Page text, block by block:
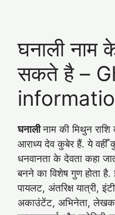
घनाली नाम
सकते है –
घनालीनाम की मिथुन
आराध्य देव कुबेर हैं. ये वहीँ
धनवानता के देवता कहा
बनने का विशेष गुण होता
पायलट, अंतरिक्ष यात्री,
अकाउंटेंट, अभिनेता, लेखक,